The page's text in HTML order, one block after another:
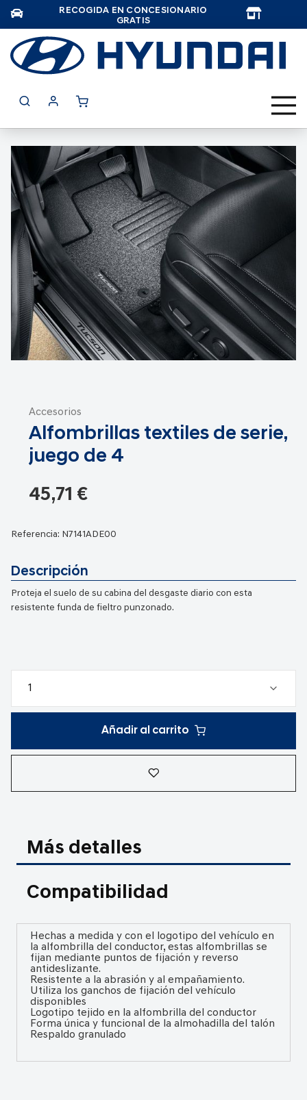
RECOGIDA EN CONCESIONARIO
GRATIS
Accesorios
Alfombrillas textiles de serie,
juego de 4
45,71 €
Referencia: N7141ADE00
Descripción
Proteja el suelo de su cabina del desgaste diario con esta
resistente funda de fieltro punzonado.
Añadir al carrito
Saltar
al
final
de
galería
de
imágenes
comienzo
galería
imágenes
Más detalles
Compatibilidad
Hechas a medida y con el logotipo del vehículo en
la alfombrilla del conductor, estas alfombrillas se
fijan mediante puntos de fijación y reverso
antideslizante.
Resistente a la abrasión y al empañamiento.
Utiliza los ganchos de fijación del vehículo
disponibles
Logotipo tejido en la alfombrilla del conductor
Forma única y funcional de la almohadilla del talón
Respaldo granulado